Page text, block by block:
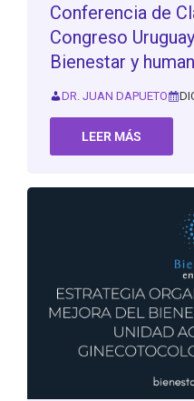
Conferencia de
Congreso
Bienestar y
DR. JUAN DAPUETO
LEER MÁS